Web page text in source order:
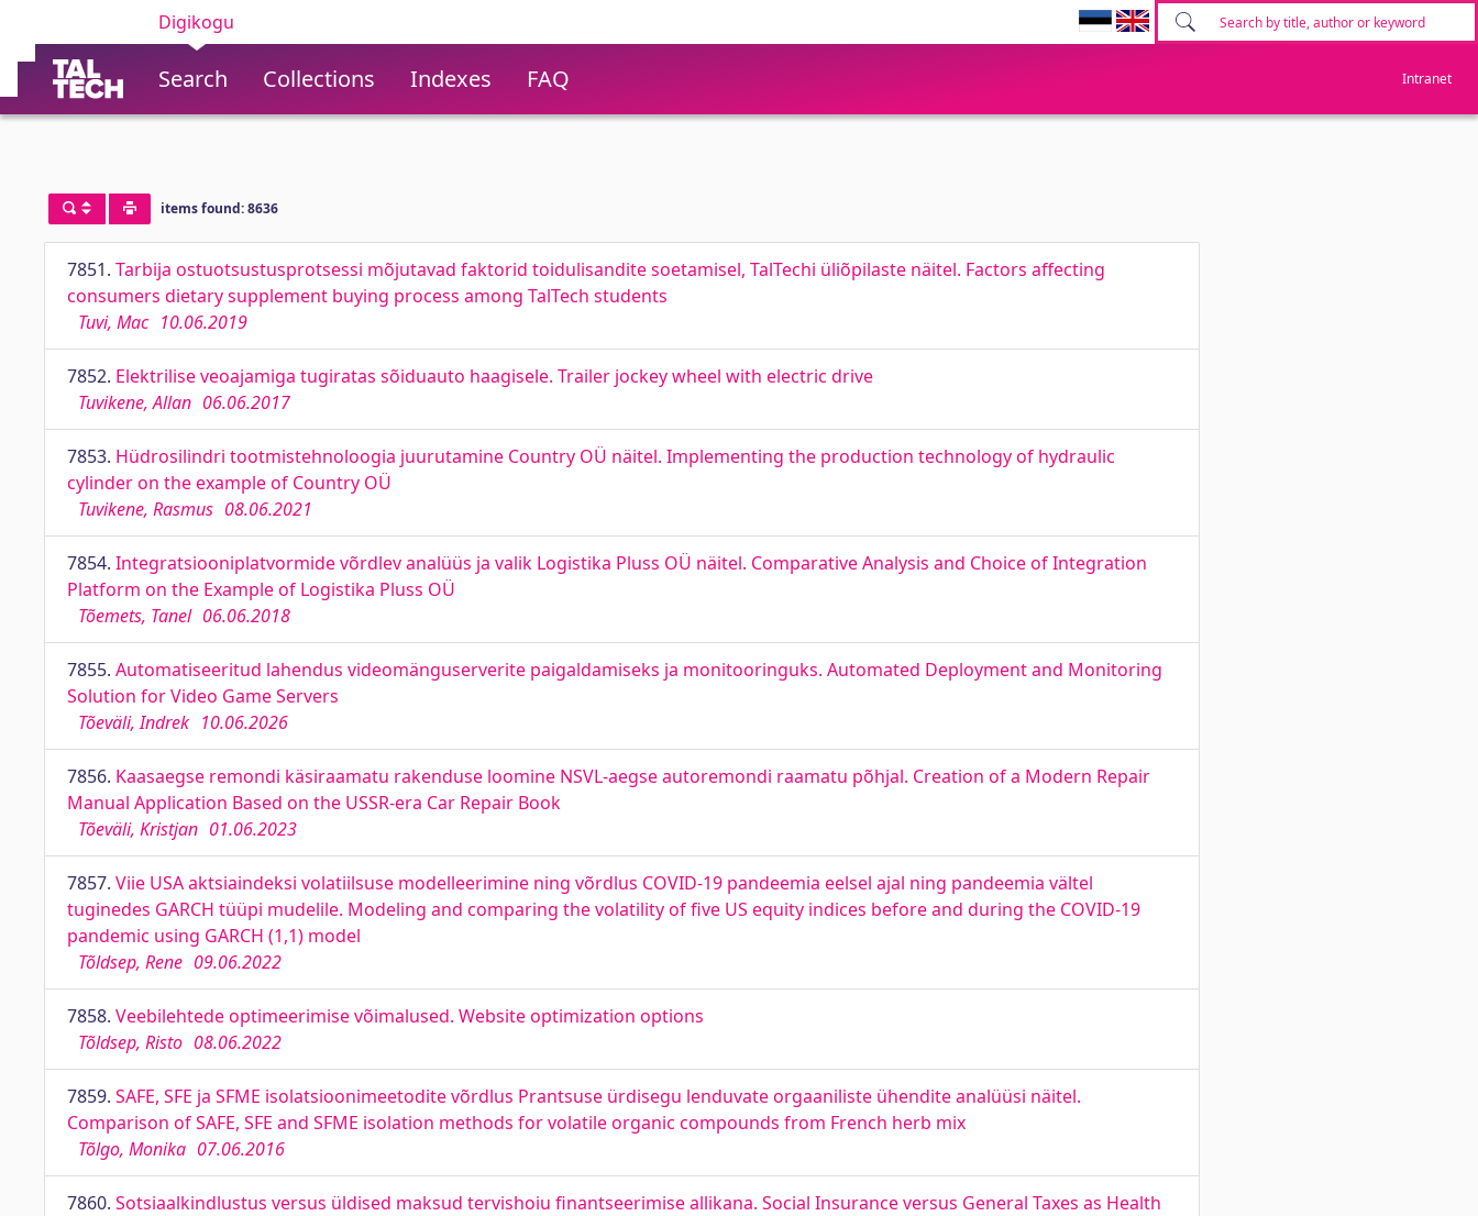
Digikogu
Search Collections Indexes FAQ Intranet
items found: 8636
7851. Tarbija ostuotsustusprotsessi mõjutavad faktorid toidulisandite soetamisel, TalTechi üliõpilaste näitel. Factors affecting
consumers dietary supplement buying process among TalTech students
Tuvi, Mac 10.06.2019
7852. Elektrilise veoajamiga tugiratas sõiduauto haagisele. Trailer jockey wheel with electric drive
Tuvikene, Allan 06.06.2017
7853. Hüdrosilindri tootmistehnoloogia juurutamine Country OÜ näitel. Implementing the production technology of hydraulic
cylinder on the example of Country OÜ
Tuvikene, Rasmus 08.06.2021
7854. Integratsiooniplatvormide võrdlev analüüs ja valik Logistika Pluss OÜ näitel. Comparative Analysis and Choice of Integration
Platform on the Example of Logistika Pluss OÜ
Tõemets, Tanel 06.06.2018
7855. Automatiseeritud lahendus videomänguserverite paigaldamiseks ja monitooringuks. Automated Deployment and Monitoring
Solution for Video Game Servers
Tõeväli, Indrek 10.06.2026
7856. Kaasaegse remondi käsiraamatu rakenduse loomine NSVL-aegse autoremondi raamatu põhjal. Creation of a Modern Repair
Manual Application Based on the USSR-era Car Repair Book
Tõeväli, Kristjan 01.06.2023
7857. Viie USA aktsiaindeksi volatiilsuse modelleerimine ning võrdlus COVID-19 pandeemia eelsel ajal ning pandeemia vältel
tuginedes GARCH tüüpi mudelile. Modeling and comparing the volatility of five US equity indices before and during the COVID-19
pandemic using GARCH (1,1) model
Tõldsep, Rene 09.06.2022
7858. Veebilehtede optimeerimise võimalused. Website optimization options
Tõldsep, Risto 08.06.2022
7859. SAFE, SFE ja SFME isolatsioonimeetodite võrdlus Prantsuse ürdisegu lenduvate orgaaniliste ühendite analüüsi näitel.
Comparison of SAFE, SFE and SFME isolation methods for volatile organic compounds from French herb mix
Tõlgo, Monika 07.06.2016
7860. Sotsiaalkindlustus versus üldised maksud tervishoiu finantseerimise allikana. Social Insurance versus General Taxes as Health